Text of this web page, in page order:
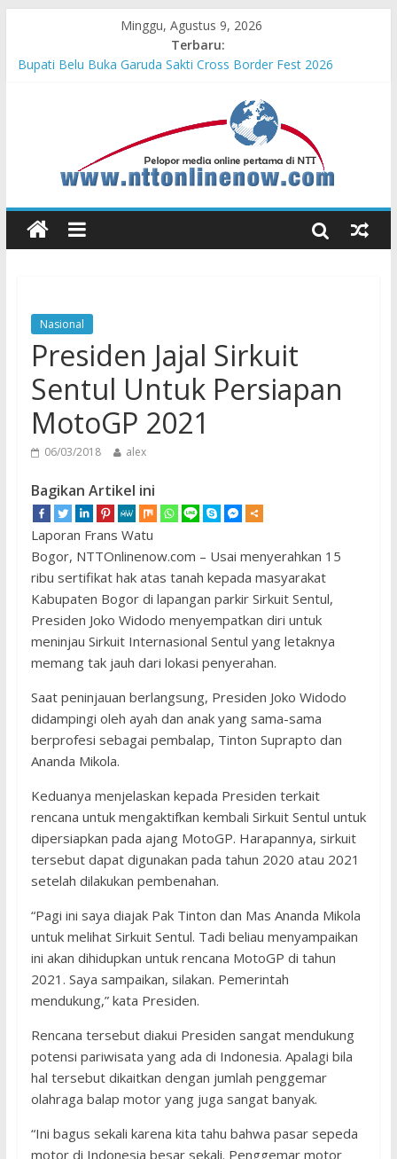
Minggu, Agustus 9, 2026
Terbaru:
Bupati Belu Buka Garuda Sakti Cross Border Fest 2026
MPM Honda Jatim Kembali Berikan Beasiswa bagi Anak Asuh
Berprestasi di Malang
MPM Honda Jatim Bersama YBSI Berikan Pemeriksaan dan
Pengobatan Gratis bagi 100 Veteran LVRI
Pertumbuhan Pariwisata
Nasional
Presiden Jajal Sirkuit
Sentul Untuk Persiapan
MotoGP 2021
06/03/2018 alex
Bagikan Artikel ini
Laporan Frans Watu
Bogor, NTTOnlinenow.com – Usai menyerahkan 15
ribu sertifikat hak atas tanah kepada masyarakat
Kabupaten Bogor di lapangan parkir Sirkuit Sentul,
Presiden Joko Widodo menyempatkan diri untuk
meninjau Sirkuit Internasional Sentul yang letaknya
memang tak jauh dari lokasi penyerahan.
Saat peninjauan berlangsung, Presiden Joko Widodo
didampingi oleh ayah dan anak yang sama-sama
berprofesi sebagai pembalap, Tinton Suprapto dan
Ananda Mikola.
Keduanya menjelaskan kepada Presiden terkait
rencana untuk mengaktifkan kembali Sirkuit Sentul untuk
dipersiapkan pada ajang MotoGP. Harapannya, sirkuit
tersebut dapat digunakan pada tahun 2020 atau 2021
setelah dilakukan pembenahan.
“Pagi ini saya diajak Pak Tinton dan Mas Ananda Mikola
untuk melihat Sirkuit Sentul. Tadi beliau menyampaikan
ini akan dihidupkan untuk rencana MotoGP di tahun
2021. Saya sampaikan, silakan. Pemerintah
mendukung,” kata Presiden.
Rencana tersebut diakui Presiden sangat mendukung
potensi pariwisata yang ada di Indonesia. Apalagi bila
hal tersebut dikaitkan dengan jumlah penggemar
olahraga balap motor yang juga sangat banyak.
“Ini bagus sekali karena kita tahu bahwa pasar sepeda
motor di Indonesia besar sekali. Penggemar motor